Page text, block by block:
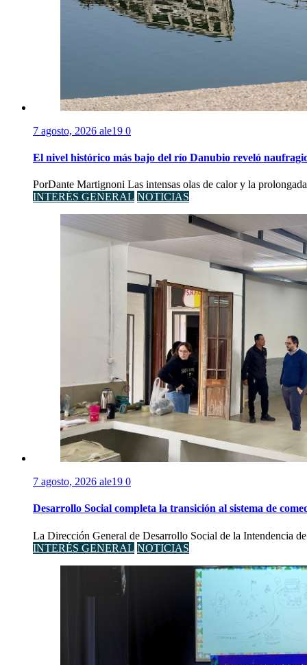
7 agosto, 2026 ale19 0
El nivel histórico más bajo del río Danubio reveló
PorDante Martignoni Las intensas olas de calor y la
INTERÉS GENERAL NOTICIAS
7 agosto, 2026 ale19 0
Desarrollo Social completa la transición al sistema de
La Dirección General de Desarrollo Social de la Intendencia
INTERÉS GENERAL NOTICIAS